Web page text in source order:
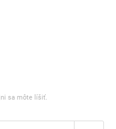
sa môte líšiť.